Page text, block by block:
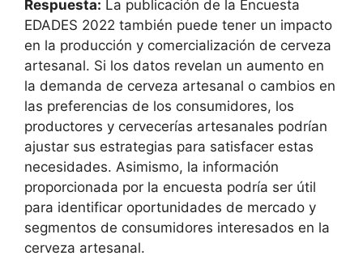
Respuesta: La publicación de la Encuesta
EDADES 2022 también puede tener un impacto
en la producción y comercialización de cerveza
artesanal. Si los datos revelan un aumento en
la demanda de cerveza artesanal o cambios en
las preferencias de los consumidores, los
productores y cervecerías artesanales podrían
ajustar sus estrategias para satisfacer estas
necesidades. Asimismo, la información
proporcionada por la encuesta podría ser útil
para identificar oportunidades de mercado y
segmentos de consumidores interesados en la
cerveza artesanal.